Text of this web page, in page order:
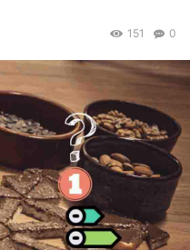
0
151